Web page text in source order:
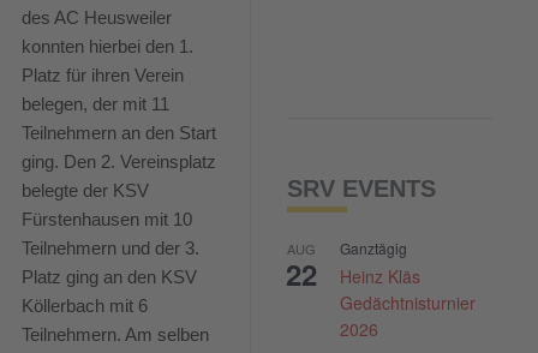
des AC Heusweiler
konnten hierbei den 1.
Platz für ihren Verein
belegen, der mit 11
Teilnehmern an den Start
ging. Den 2. Vereinsplatz
belegte der KSV
Fürstenhausen mit 10
Teilnehmern und der 3.
Platz ging an den KSV
Köllerbach mit 6
Teilnehmern. Am selben
SRV EVENTS
AUG
22
Ganztägig
Heinz Kläs
Gedächtnisturnier
2026